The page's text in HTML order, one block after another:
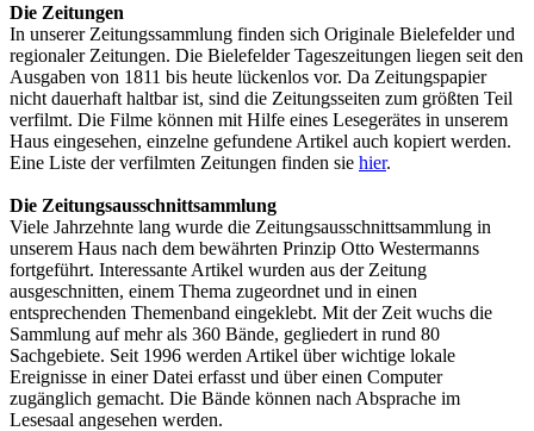
Die Zeitungen
In unserer Zeitungssammlung finden sich Originale Bielefelder und
regionaler Zeitungen. Die Bielefelder Tageszeitungen liegen seit den
Ausgaben von 1811 bis heute lückenlos vor. Da Zeitungspapier
nicht dauerhaft haltbar ist, sind die Zeitungsseiten zum größten Teil
verfilmt. Die Filme können mit Hilfe eines Lesegerätes in unserem
Haus eingesehen, einzelne gefundene Artikel auch kopiert werden.
Eine Liste der verfilmten Zeitungen finden sie hier.
Die Zeitungsausschnittsammlung
Viele Jahrzehnte lang wurde die Zeitungsausschnittsammlung in
unserem Haus nach dem bewährten Prinzip Otto Westermanns
fortgeführt. Interessante Artikel wurden aus der Zeitung
ausgeschnitten, einem Thema zugeordnet und in einen
entsprechenden Themenband eingeklebt. Mit der Zeit wuchs die
Sammlung auf mehr als 360 Bände, gegliedert in rund 80
Sachgebiete. Seit 1996 werden Artikel über wichtige lokale
Ereignisse in einer Datei erfasst und über einen Computer
zugänglich gemacht. Die Bände können nach Absprache im
Lesesaal angesehen werden.